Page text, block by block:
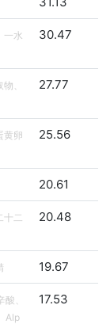
一水
30.47
、
27.77
黄卵
25.56
20.61
十二
20.48
19.67
、
Alp
17.53